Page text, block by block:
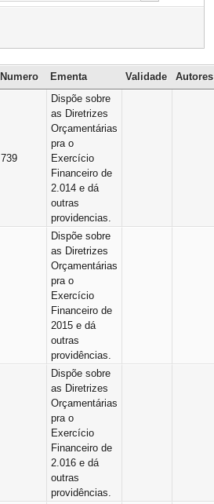
Numero Ementa Validade
739
Dispõe sobre
as Diretrizes
Orçamentárias
pra o
Exercício
Financeiro de
2.014 e dá
outras
providencias.
Dispõe sobre
as Diretrizes
Orçamentárias
pra o
Exercício
Financeiro de
2015 e dá
outras
providências.
Dispõe sobre
as Diretrizes
Orçamentárias
pra o
Exercício
Financeiro de
2.016 e dá
outras
providências.